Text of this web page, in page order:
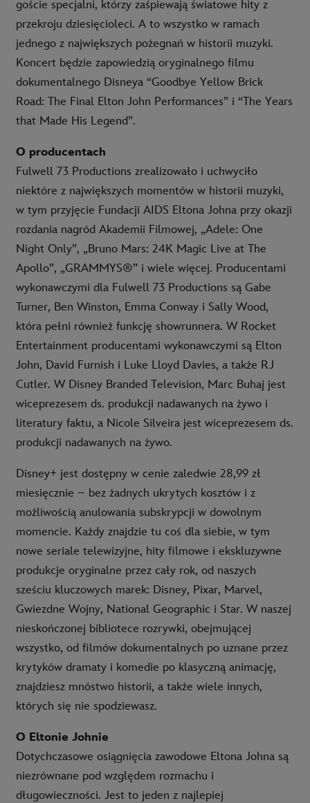
goście specjalni, którzy zaśpiewają światowe hity z
przekroju dziesięcioleci. A to wszystko w ramach
jednego z największych pożegnań w historii muzyki.
Koncert będzie zapowiedzią oryginalnego filmu
dokumentalnego Disneya “Goodbye Yellow Brick
Road: The Final Elton John Performances” i “The Years
that Made His Legend”.
O producentach
Fulwell 73 Productions zrealizowało i uchwyciło
niektóre z największych momentów w historii muzyki,
w tym przyjęcie Fundacji AIDS Eltona Johna przy okazji
rozdania nagród Akademii Filmowej, „Adele: One
Night Only”, „Bruno Mars: 24K Magic Live at The
Apollo”, „GRAMMYS®” i wiele więcej. Producentami
wykonawczymi dla Fulwell 73 Productions są Gabe
Turner, Ben Winston, Emma Conway i Sally Wood,
która pełni również funkcję showrunnera. W Rocket
Entertainment producentami wykonawczymi są Elton
John, David Furnish i Luke Lloyd Davies, a także RJ
Cutler. W Disney Branded Television, Marc Buhaj jest
wiceprezesem ds. produkcji nadawanych na żywo i
literatury faktu, a Nicole Silveira jest wiceprezesem ds.
produkcji nadawanych na żywo.
Disney+ jest dostępny w cenie zaledwie 28,99 zł
miesięcznie – bez żadnych ukrytych kosztów i z
możliwością anulowania subskrypcji w dowolnym
momencie. Każdy znajdzie tu coś dla siebie, w tym
nowe seriale telewizyjne, hity filmowe i ekskluzywne
produkcje oryginalne przez cały rok, od naszych
sześciu kluczowych marek: Disney, Pixar, Marvel,
Gwiezdne Wojny, National Geographic i Star. W naszej
nieskończonej bibliotece rozrywki, obejmującej
wszystko, od filmów dokumentalnych po uznane przez
krytyków dramaty i komedie po klasyczną animację,
znajdziesz mnóstwo historii, a także wiele innych,
których się nie spodziewasz.
O Eltonie Johnie
Dotychczasowe osiągnięcia zawodowe Eltona Johna są
niezrównane pod względem rozmachu i
długowieczności. Jest to jeden z najlepiej